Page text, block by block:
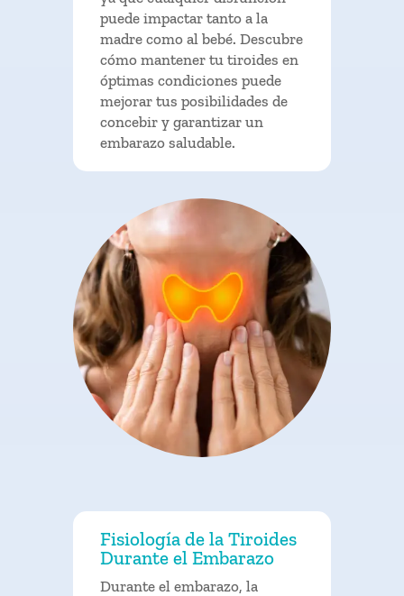
puede impactar tanto a la
madre como al bebé. Descubre
cómo mantener tu tiroides en
óptimas condiciones puede
mejorar tus posibilidades de
concebir y garantizar un
embarazo saludable.
Fisiología de la Tiroides
Durante el Embarazo
Durante el embarazo, la